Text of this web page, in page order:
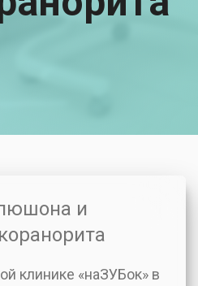
и
клинике «наЗУБок» в